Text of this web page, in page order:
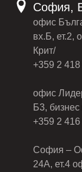
София,
офис
вх.Б, ет.2,
Крит/
+359 2 418
офис
Б3, бизнес
+359 2
София –
24А, ет.4